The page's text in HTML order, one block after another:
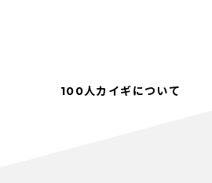
100人カイギについて